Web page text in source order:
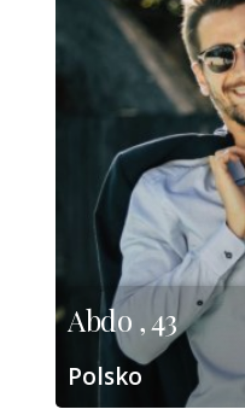
Abdo , 43
Polsko